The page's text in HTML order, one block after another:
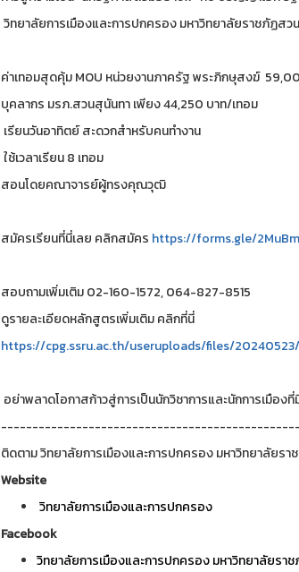
วิทยาลัยการเมืองและการปกครอง มหาวิทยาลัยราชภัฏสว
ค่าเทอมสุดคุ้ม MOU หน่วยงานภาครัฐ พระภิกษุสงฆ์
บุคลากร มรภ.สวนสุนันทา เพียง 44,250 บาท/เทอม
เรียนวันอาทิตย์ สะดวกสำหรับคนทำงาน
ใช้เวลาเรียน 8 เทอม
สอนโดยคณาจารย์ผู้ทรงคุณวุฒิ
สมัครเรียนที่นี่เลย คลิกสมัคร https://forms.gle/
สอบถามเพิ่มเติม 02-160-1572, 064-827-8515
ดูรายละเอียดหลักสูตรเพิ่มเติม คลิกที่นี่
https://cpg.ssru.ac.th/useruploads/files/
อย่าพลาดโอกาสก้าวสู่การเป็นนักวิชาการและนักการเมือ
ติดตาม วิทยาลัยการเมืองและการปกครอง มหาวิทยาลัยร
Website
วิทยาลัยการเมืองและการปกครอง
Facebook
วิทยาลัยการเมืองและการปกครอง มหาวิทยาลัยรา